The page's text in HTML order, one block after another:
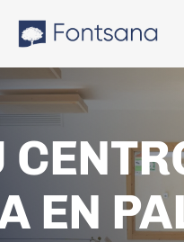
links
content
EN